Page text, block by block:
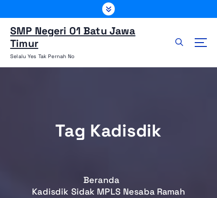
e
SMP Negeri 01 Batu Jawa
Timur
Selalu Yes Tak Pernah No
Tag Kadisdik
Beranda
Kadisdik Sidak MPLS Nesaba Ramah